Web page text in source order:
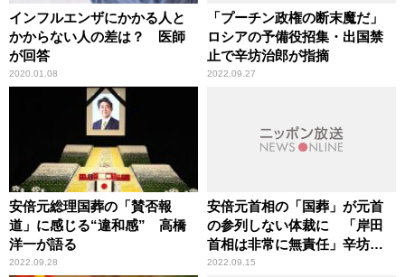
インフルエンザにかかる人と
かからない人の差は？ 医師
が回答
2020.01.08
「プーチン政権の断末魔だ」
ロシアの予備役招集・出国禁
止で辛坊治郎が指摘
2022.09.27
安倍元総理国葬の「賛否報
道」に感じる“違和感” 高橋
洋一が語る
2022.09.28
安倍元首相の「国葬」が元首
の参列しない体裁に 「岸田
首相は非常に無責任」辛坊治
郎が指摘
2022.09.15